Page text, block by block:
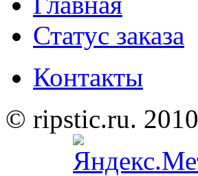
Статус заказа
Контакты
© ripstic.ru. 2010